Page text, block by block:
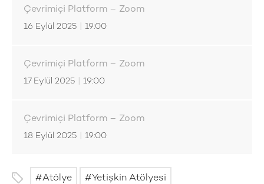
Çevrimiçi Platform – Zoom
16 Eylül 2025 19:00
Çevrimiçi Platform – Zoom
17 Eylül 2025 19:00
Çevrimiçi Platform – Zoom
18 Eylül 2025 19:00
Atölye Yetişkin Atölyesi